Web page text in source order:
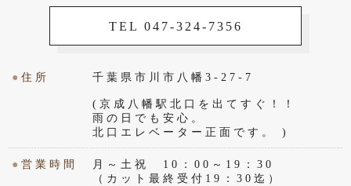
TEL 047-324-7356
●住所 千葉県市川市八幡3-27-7
(京成八幡駅北口を出てすぐ！！
雨の日でも安心。
北口エレベーター正面です。 )
●営業時間
月～土祝 10：00～19：30
（カット最終受付19：30迄）